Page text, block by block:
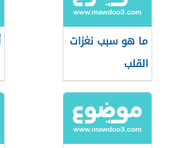
ما هو سبب نغزات
القلب